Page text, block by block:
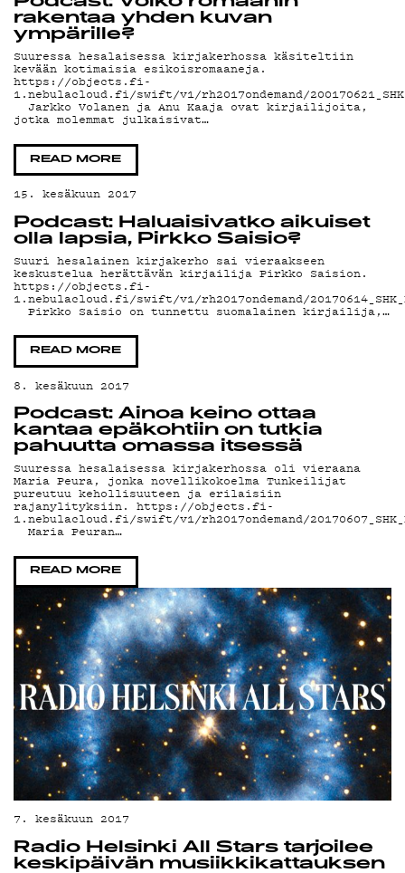
G
KIRJAUDU SISÄÄN
rakentaa yhden kuvan
ympärille?
Suuressa hesalaisessa kirjakerhossa käsiteltiin
kevään kotimaisia esikoisromaaneja.
https://objects.fi-
1.nebulacloud.fi/swift/v1/rh2017ondemand/
Jarkko Volanen ja Anu Kaaja ovat kirjailijoita,
jotka molemmat julkaisivat…
READ MORE
15. kesäkuun 2017
Podcast: Haluaisivatko aikuiset
olla lapsia, Pirkko Saisio?
Suuri hesalainen kirjakerho sai vieraakseen
keskustelua herättävän kirjailija Pirkko Saision.
https://objects.fi-
1.nebulacloud.fi/swift/v1/rh2017ondemand/
Pirkko Saisio on tunnettu suomalainen kirjailija,…
READ MORE
8. kesäkuun 2017
Podcast: Ainoa keino ottaa
kantaa epäkohtiin on tutkia
pahuutta omassa itsessä
Suuressa hesalaisessa kirjakerhossa oli vieraana
Maria Peura, jonka novellikokoelma Tunkeilijat
pureutuu kehollisuuteen ja erilaisiin
rajanylityksiin. https://objects.fi-
1.nebulacloud.fi/swift/v1/rh2017ondemand/
Maria Peuran…
READ MORE
7. kesäkuun 2017
Radio Helsinki All Stars tarjoilee
keskipäivän musiikkikattauksen